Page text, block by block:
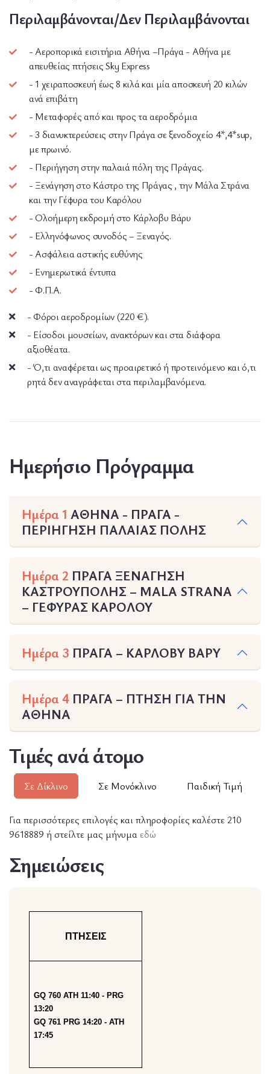
Περιλαμβάνονται/Δεν Περιλαμβάνονται
- Αεροπορικά εισιτήρια Αθήνα –Πράγα - Αθήνα με
απευθείας πτήσεις Sky Express
- 1 χειραποσκευή έως 8 κιλά και μία αποσκευή 20 κιλών
ανά επιβάτη
- Μεταφορές από και προς τα αεροδρόμια
- 3 διανυκτερεύσεις στην Πράγα σε ξενοδοχείο 4*,4*sup,
με πρωινό.
- Περιήγηση στην παλαιά πόλη της Πράγας.
- Ξενάγηση στο Κάστρο της Πράγας , την Μάλα Στράνα
και την Γέφυρα του Καρόλου
- Ολοήμερη εκδρομή στο Κάρλοβυ Βάρυ
- Ελληνόφωνος συνοδός – Ξεναγός.
- Ασφάλεια αστικής ευθύνης
- Ενημερωτικά έντυπα
- Φ.Π.Α.
- Φόροι αεροδρομίων (220 €).
- Είσοδοι μουσείων, ανακτόρων και στα διάφορα
αξιοθέατα.
- Ό,τι αναφέρεται ως προαιρετικό ή προτεινόμενο και ό,τι
ρητά δεν αναγράφεται στα περιλαμβανόμενα.
Ημερήσιο Πρόγραμμα
Ημέρα 1 ΑΘΗΝΑ - ΠΡΑΓΑ -
ΠΕΡΙΗΓΗΣΗ ΠΑΛAΙΑΣ ΠΟΛΗΣ
Ημέρα 2 ΠΡΑΓΑ ΞΕΝΑΓΗΣΗ
ΚΑΣΤΡΟΥΠΟΛΗΣ – MALA STRANA
– ΓΕΦΥΡΑΣ ΚΑΡΟΛΟΥ
Ημέρα 3 ΠΡΑΓΑ – ΚΑΡΛΟΒΥ ΒΑΡΥ
Ημέρα 4 ΠΡΑΓΑ – ΠΤΗΣΗ ΓΙΑ ΤΗΝ
ΑΘΗΝΑ
Τιμές ανά άτομο
Σε Δίκλινο Σε Μονόκλινο Παιδική Τιμή
Για περισσότερες επιλογές και πληροφορίες καλέστε 210
9618889 ή στείλτε μας μήνυμα εδώ
Σημειώσεις
ΠΤΗΣΕΙΣ
GQ 760 ATH 11:40 - PRG
13:20
GQ 761 PRG 14:20 - ATH
17:45